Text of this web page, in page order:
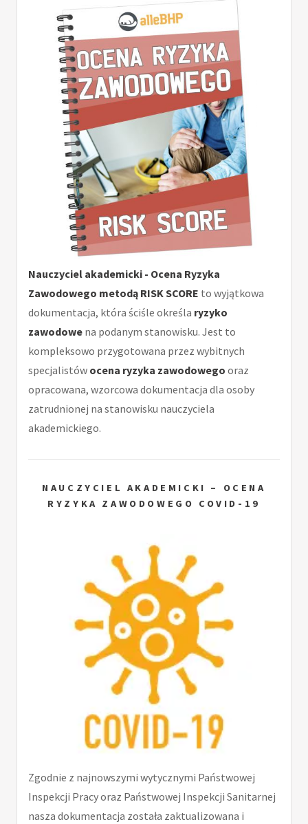
Nauczyciel akademicki - Ocena Ryzyka
Zawodowego metodą RISK SCORE to wyjątkowa
dokumentacja, która ściśle określa ryzyko
zawodowe na podanym stanowisku. Jest to
kompleksowo przygotowana przez wybitnych
specjalistów ocena ryzyka zawodowego oraz
opracowana, wzorcowa dokumentacja dla osoby
zatrudnionej na stanowisku nauczyciela
akademickiego.
NAUCZYCIEL AKADEMICKI – OCENA
RYZYKA ZAWODOWEGO COVID-19
Zgodnie z najnowszymi wytycznymi Państwowej
Inspekcji Pracy oraz Państwowej Inspekcji Sanitarnej
nasza dokumentacja została zaktualizowana i